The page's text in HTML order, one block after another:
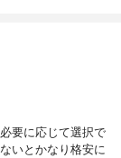
要に応じて選択で
いとかなり格安に